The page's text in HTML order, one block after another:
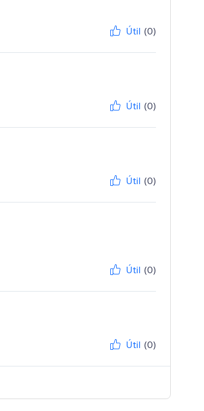
Útil (0)
Útil (0)
Útil (0)
Útil (0)
Útil (0)